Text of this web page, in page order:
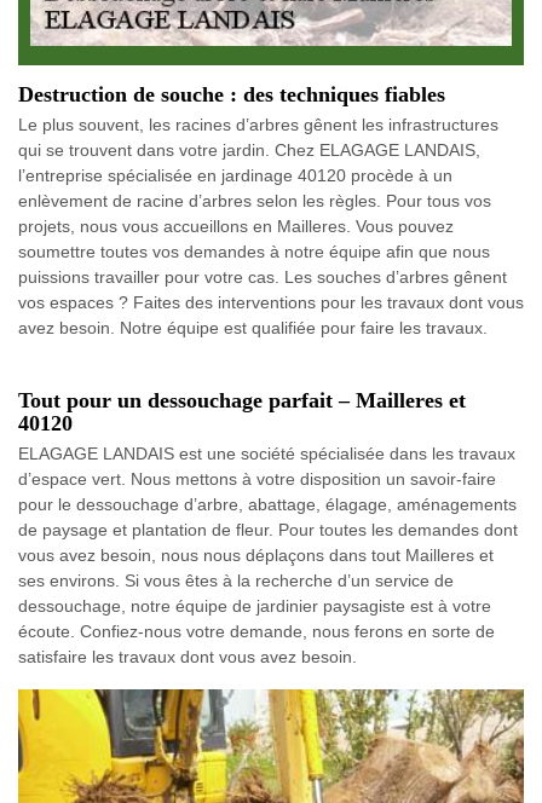
Destruction de souche : des techniques fiables
Le plus souvent, les racines d’arbres gênent les infrastructures
qui se trouvent dans votre jardin. Chez ELAGAGE LANDAIS,
l’entreprise spécialisée en jardinage 40120 procède à un
enlèvement de racine d’arbres selon les règles. Pour tous vos
projets, nous vous accueillons en Mailleres. Vous pouvez
soumettre toutes vos demandes à notre équipe afin que nous
puissions travailler pour votre cas. Les souches d’arbres gênent
vos espaces ? Faites des interventions pour les travaux dont vous
avez besoin. Notre équipe est qualifiée pour faire les travaux.
Tout pour un dessouchage parfait – Mailleres et
40120
ELAGAGE LANDAIS est une société spécialisée dans les travaux
d’espace vert. Nous mettons à votre disposition un savoir-faire
pour le dessouchage d’arbre, abattage, élagage, aménagements
de paysage et plantation de fleur. Pour toutes les demandes dont
vous avez besoin, nous nous déplaçons dans tout Mailleres et
ses environs. Si vous êtes à la recherche d’un service de
dessouchage, notre équipe de jardinier paysagiste est à votre
écoute. Confiez-nous votre demande, nous ferons en sorte de
satisfaire les travaux dont vous avez besoin.